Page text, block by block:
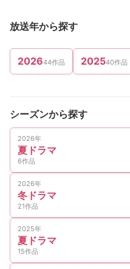
放送年から探す
202644作品 202540作品
シーズンから探す
2026年
夏ドラマ
6作品
2026年
冬ドラマ
21作品
2025年
夏ドラマ
15作品